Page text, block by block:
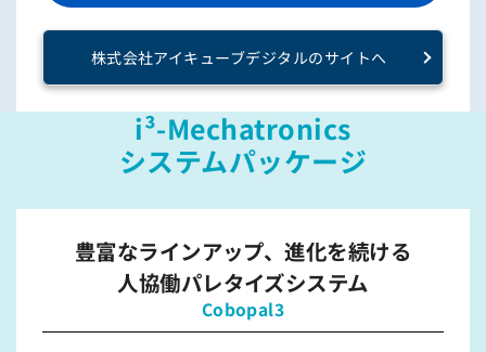
株式会社アイキューブデジタルのサイトへ
i³-Mechatronics
システムパッケージ
豊富なラインアップ、進化を続ける
人協働パレタイズシステム
Cobopal3